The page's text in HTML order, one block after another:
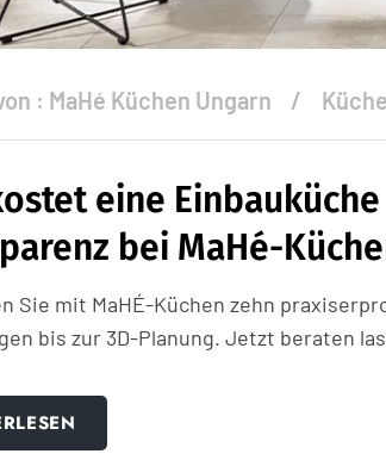
: MaHé Küchen Ungarn
eine
bei MaHé-
Sie mit MaHÉ-Küchen zehn
bis zur 3D-Planung. Jetzt beraten